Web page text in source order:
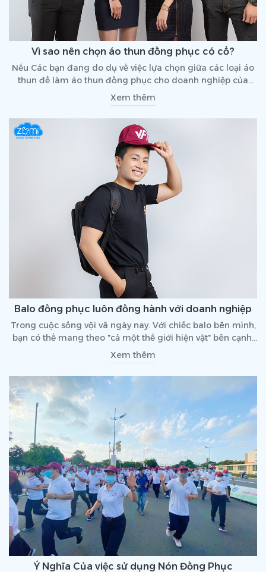
Vì sao nên chọn áo thun đồng phục có cổ?
Nếu Các bạn đang do dụ về việc lựa chọn giữa các loại áo
thun để làm áo thun đồng phục cho doanh nghiệp của
mình, bài viết dưới đây của Đồng Phục Zumi sẽ chia sẻ với
các bạn những lợi ích từ áo thun đồng phục có cổ so với
các kiểu áo thun khác khi đặt may áo thun đồng phục .
Xem thêm
Balo đồng phục luôn đồng hành với doanh nghiệp
Trong cuộc sống vội vã ngày nay. Với chiếc balo bên mình,
bạn có thể mang theo "cả một thế giới hiện vật" bên cạnh.
Bất cứ đi đến đâu, dù khoảng cách xa hay gần, đều có balo
đồng hành, bạn chẳng lo thiếu vật dụng để sử dụng.
Xem thêm
Ý Nghĩa Của việc sử dụng Nón Đồng Phục